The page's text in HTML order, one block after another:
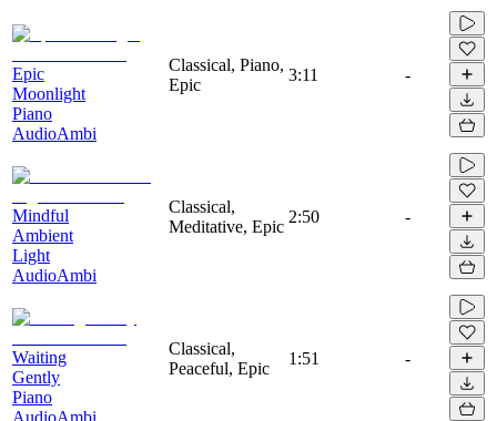
Epic
Moonlight
Piano
AudioAmbi
Classical, Piano,
Epic
3:11 -
Mindful
Ambient
Light
AudioAmbi
Classical,
Meditative, Epic
2:50 -
Waiting
Gently
Piano
AudioAmbi
Classical,
Peaceful, Epic
1:51 -